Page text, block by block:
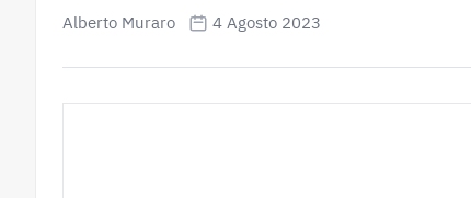
Alberto Muraro 4 Agosto 2023